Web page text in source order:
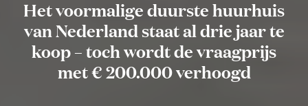
Het voormalige duurste huurhuis
van Nederland staat al drie jaar te
koop – toch wordt de vraagprijs
met € 200.000 verhoogd